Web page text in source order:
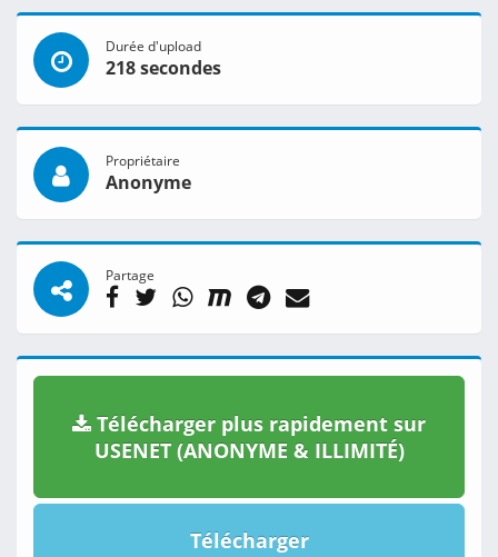
Durée d'upload
218 secondes
Propriétaire
Anonyme
Partage
Télécharger plus rapidement sur
USENET (ANONYME & ILLIMITÉ)
Télécharger